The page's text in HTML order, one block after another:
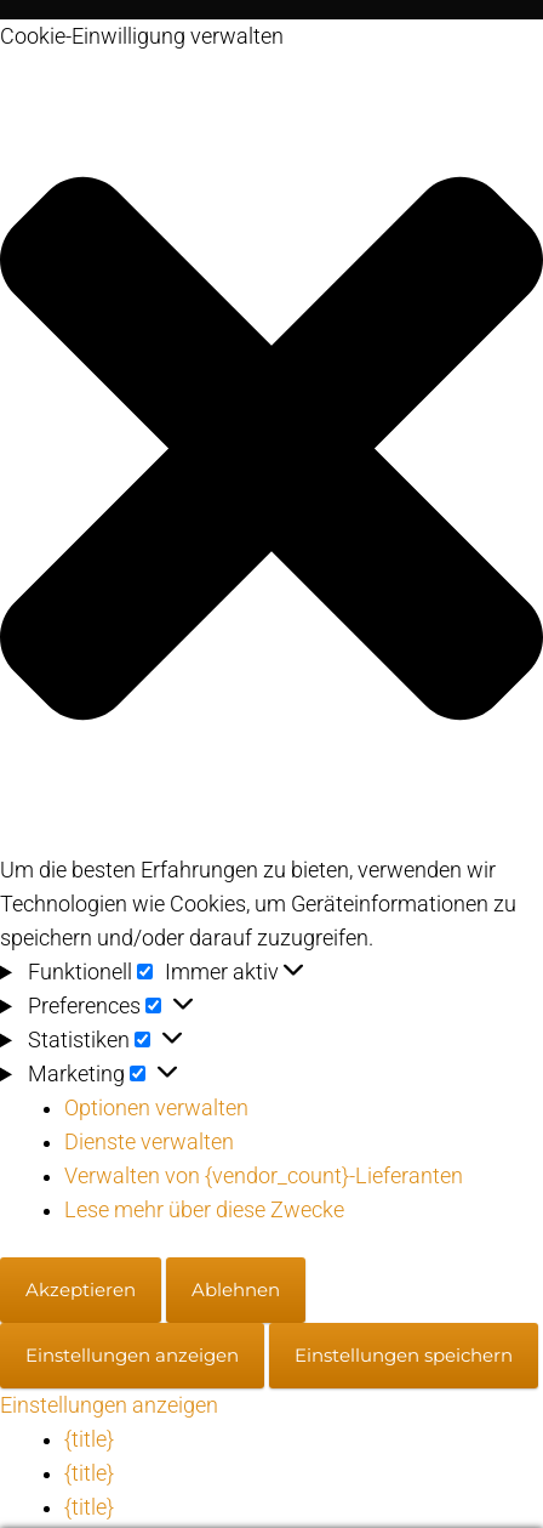
Cookie-Einwilligung verwalten
Um die besten Erfahrungen zu bieten, verwenden wir
Technologien wie Cookies, um Geräteinformationen zu
speichern und/oder darauf zuzugreifen.
Funktionell
Funktionell
Immer aktiv
Preferences
Preferences
Statistiken Statistiken
Marketing Marketing
Optionen verwalten
Dienste verwalten
Verwalten von {vendor_count}-Lieferanten
Lese mehr über diese Zwecke
Akzeptieren Ablehnen
Einstellungen anzeigen Einstellungen speichern
Einstellungen anzeigen
{title}
{title}
{title}